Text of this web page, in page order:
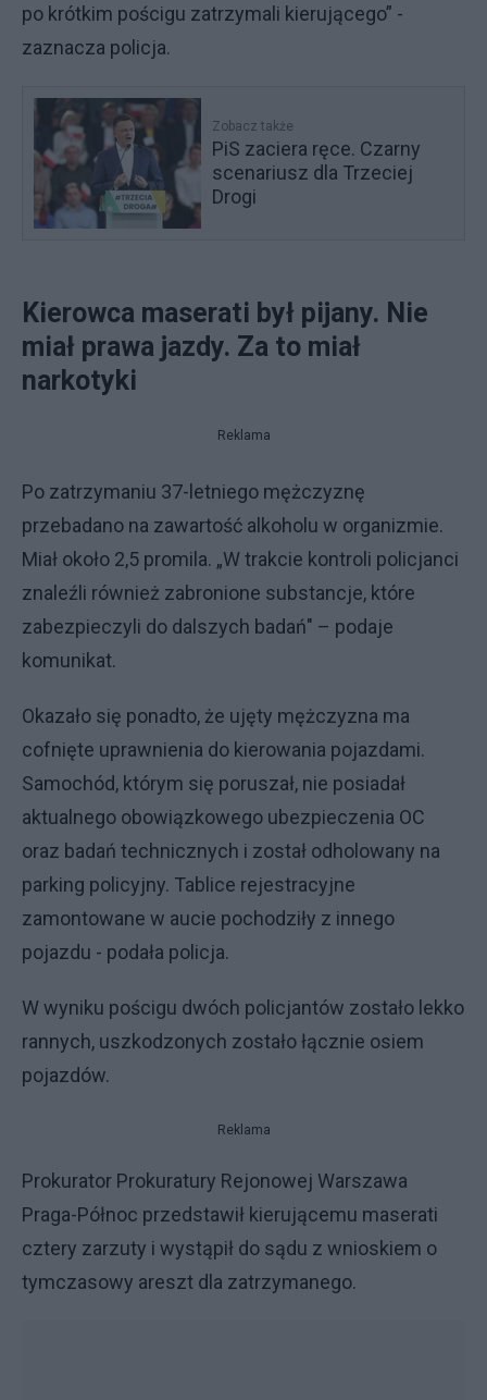
po krótkim pościgu zatrzymali kierującego” -
zaznacza policja.
Zobacz także
PiS zaciera ręce. Czarny
scenariusz dla Trzeciej
Drogi
Kierowca maserati był pijany. Nie
miał prawa jazdy. Za to miał
narkotyki
Reklama
Po zatrzymaniu 37-letniego mężczyznę
przebadano na zawartość alkoholu w organizmie.
Miał około 2,5 promila. „W trakcie kontroli policjanci
znaleźli również zabronione substancje, które
zabezpieczyli do dalszych badań" – podaje
komunikat.
Okazało się ponadto, że ujęty mężczyzna ma
cofnięte uprawnienia do kierowania pojazdami.
Samochód, którym się poruszał, nie posiadał
aktualnego obowiązkowego ubezpieczenia OC
oraz badań technicznych i został odholowany na
parking policyjny. Tablice rejestracyjne
zamontowane w aucie pochodziły z innego
pojazdu - podała policja.
W wyniku pościgu dwóch policjantów zostało lekko
rannych, uszkodzonych zostało łącznie osiem
pojazdów.
Reklama
Prokurator Prokuratury Rejonowej Warszawa
Praga-Północ przedstawił kierującemu maserati
cztery zarzuty i wystąpił do sądu z wnioskiem o
tymczasowy areszt dla zatrzymanego.